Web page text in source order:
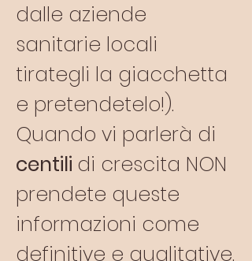
dalle aziende
sanitarie locali
tirategli la giacchetta
e pretendetelo!).
Quando vi parlerà di
centili di crescita NON
prendete queste
informazioni come
definitive e qualitative.